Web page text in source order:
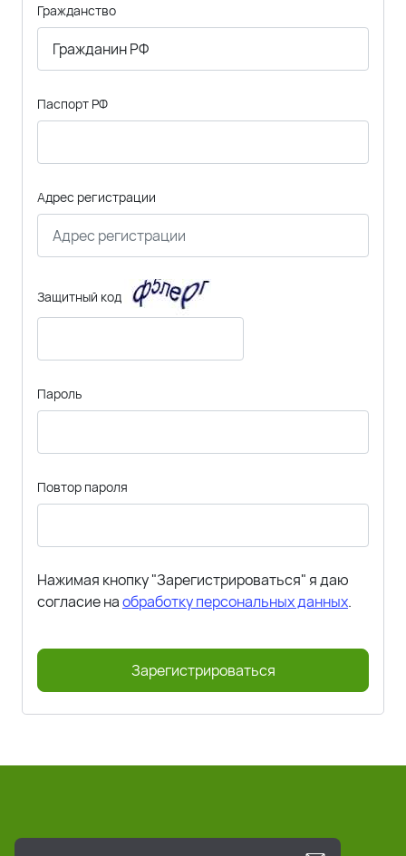
Гражданство
Паспорт РФ
Адрес регистрации
Защитный код
Пароль
Повтор пароля
Нажимая кнопку "Зарегистрироваться" я даю
согласие наобработку персональных данных.
Зарегистрироваться